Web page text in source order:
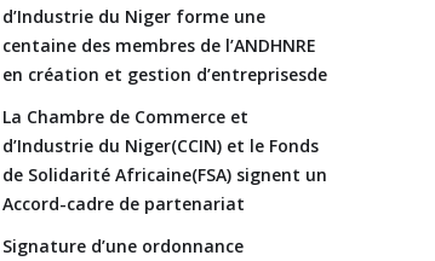
d’Industrie du Niger forme une
centaine des membres de l’ANDHNRE
en création et gestion d’entreprisesde
La Chambre de Commerce et
d’Industrie du Niger(CCIN) et le Fonds
de Solidarité Africaine(FSA) signent un
Accord-cadre de partenariat
Signature d’une ordonnance